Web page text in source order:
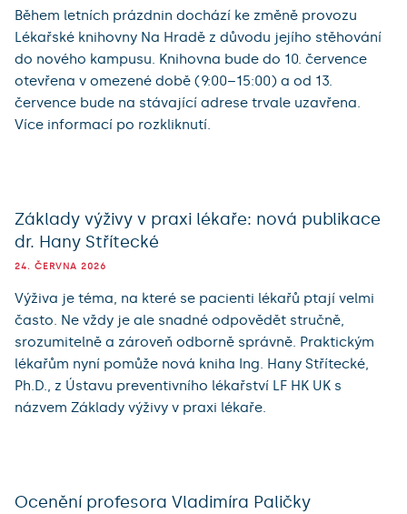
Během letních prázdnin dochází ke změně provozu
Lékařské knihovny Na Hradě z důvodu jejího stěhování
do nového kampusu. Knihovna bude do 10. července
otevřena v omezené době (9:00–15:00) a od 13.
července bude na stávající adrese trvale uzavřena.
Více informací po rozkliknutí.
Základy výživy v praxi lékaře: nová publikace
dr. Hany Střítecké
24. ČERVNA 2026
Výživa je téma, na které se pacienti lékařů ptají velmi
často. Ne vždy je ale snadné odpovědět stručně,
srozumitelně a zároveň odborně správně. Praktickým
lékařům nyní pomůže nová kniha Ing. Hany Střítecké,
Ph.D., z Ústavu preventivního lékařství LF HK UK s
názvem Základy výživy v praxi lékaře.
Ocenění profesora Vladimíra Paličky